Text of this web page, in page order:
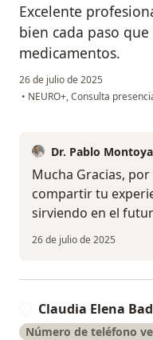
Excelente
bien cada paso
medicamentos.
26 de julio de 2025
• NEURO+, Consulta
Dr. Pablo Montoya
Mucha Gracias,
compartir tu
sirviendo en el
26 de julio de 2025
Claudia Elena
Número de teléfono